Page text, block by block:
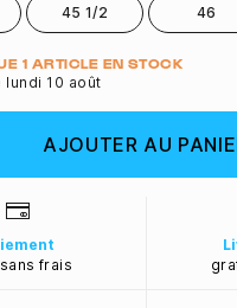
45 1/2 46
1 ARTICLE EN STOCK
lundi 10 août
AJOUTER AU
frais